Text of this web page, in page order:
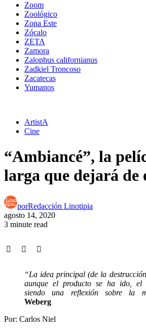
Zoom
Zoológico
Zona Este
Zócalo
ZETA
Zamora
Zalophus californianus
Zadkiel Troncoso
Zacatecas
Yumanos
ArtistA
Cine
“Ambiancé”, la
larga que dejará de
porRedacción Linotipia
agosto 14, 2020
3 minute read
“La idea principal (de la
aunque el producto se ha ido, el
siendo una reflexión sobre la
Weberg
Por: Carlos Niel